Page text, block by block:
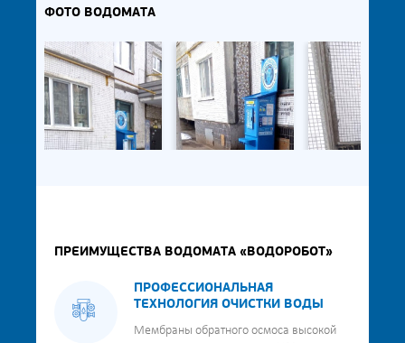
ФОТО ВОДОМАТА
ПРЕИМУЩЕСТВА ВОДОМАТА «ВОДОРОБОТ»
ПРОФЕССИОНАЛЬНАЯ
ТЕХНОЛОГИЯ ОЧИСТКИ ВОДЫ
Мембраны обратного осмоса высокой